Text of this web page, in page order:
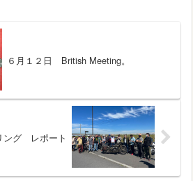
６月１２日 British Meeting。
ング レポート